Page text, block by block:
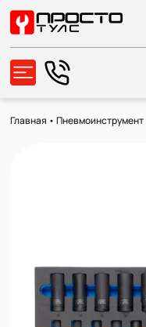
Главная •Пневмоинструмент